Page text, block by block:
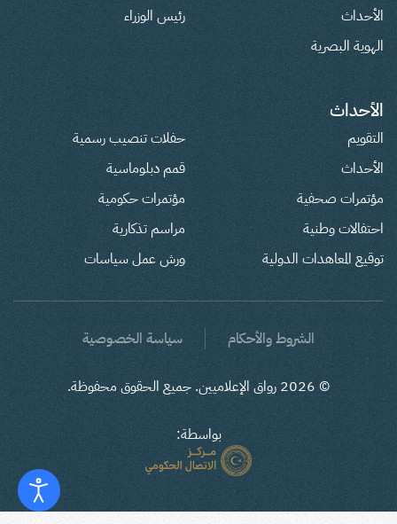
الأحداث
الهوية البصرية
رئيس الوزراء
الأحداث
التقويم
الأحداث
مؤتمرات صحفية
احتفالات وطنية
توقيع المعاهدات الدولية
حفلات تنصيب رسمية
قمم دبلوماسية
مؤتمرات حكومية
مراسم تذكارية
ورش عمل سياسات
الشروط والأحكام سياسة الخصوصية
©
2026 رواق الإعلاميين. جميع الحقوق محفوظة.
بواسطة: